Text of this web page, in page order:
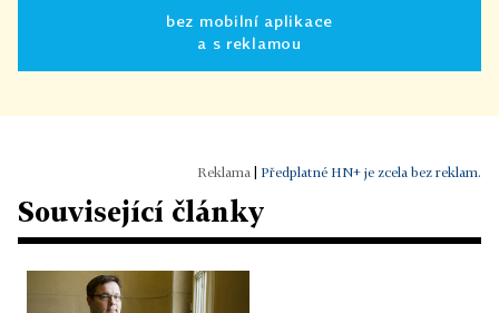
bez mobilní aplikace
a s reklamou
Předplatné HN+ je zcela bez reklam.
Související články